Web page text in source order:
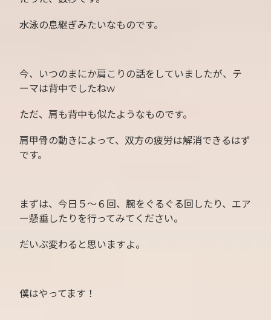
水泳の息継ぎみたいなものです。
今、いつのまにか肩こりの話をしていましたが、テ
ーマは背中でしたねw
ただ、肩も背中も似たようなものです。
肩甲骨の動きによって、双方の疲労は解消できるはず
です。
まずは、今日５〜６回、腕をぐるぐる回したり、エア
ー懸垂したりを行ってみてください。
だいぶ変わると思いますよ。
僕はやってます！